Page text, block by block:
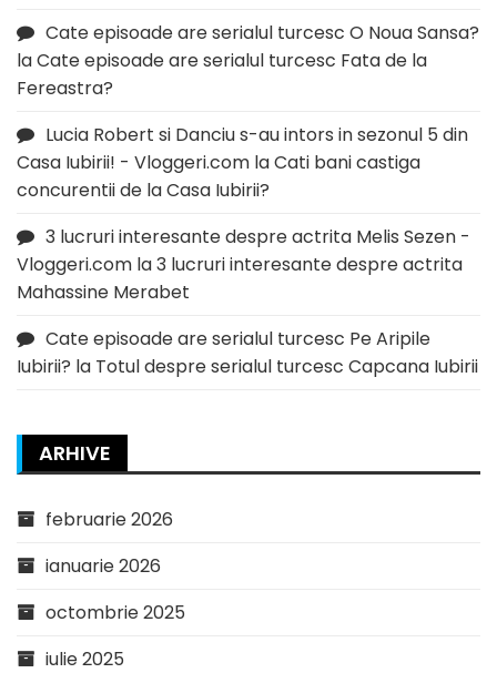
Cate episoade are serialul turcesc O Noua Sansa?
laCate episoade are serialul turcesc Fata de la
Fereastra?
Lucia Robert si Danciu s-au intors in sezonul 5 din
Casa Iubirii! - Vloggeri.com laCati bani castiga
concurentii de la Casa Iubirii?
3 lucruri interesante despre actrita Melis Sezen -
Vloggeri.com la3 lucruri interesante despre actrita
Mahassine Merabet
Cate episoade are serialul turcesc Pe Aripile
Iubirii? la Totul despre serialul turcesc Capcana Iubirii
ARHIVE
februarie 2026
ianuarie 2026
octombrie 2025
iulie 2025